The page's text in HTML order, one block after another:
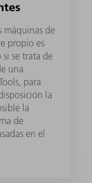
máquinas de
propio es
se trata de
una
para
la
la
de
en el